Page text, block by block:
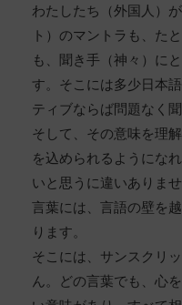
わたしたち（外国人）
ト）のマントラも、た
も、聞き手（神々）に
す。そこには多少日本
ティブならば問題なく
そして、その意味を理
を込められるようにな
いと思うに違いありませ
言葉には、言語の壁を
ります。
そこには、サンスクリ
ん。どの言葉でも、心